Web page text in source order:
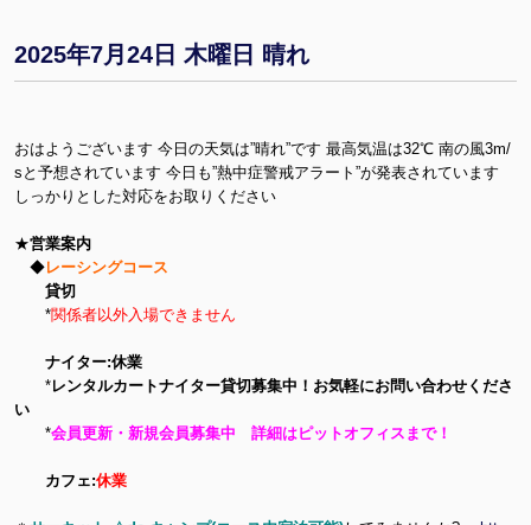
2025年7月24日 木曜日 晴れ
おはようございます 今日の天気は”晴れ”です 最高気温は32℃ 南の風3m/
sと予想されています 今日も”熱中症警戒アラート”が発表されています
しっかりとした対応をお取りください
★営業案内
◆レーシングコース
貸切
*関係者以外入場できません
ナイター:休業
*レンタルカートナイター貸切募集中！お気軽にお問い合わせくださ
い
*会員更新・新規会員募集中 詳細はピットオフィスまで！
カフェ:休業